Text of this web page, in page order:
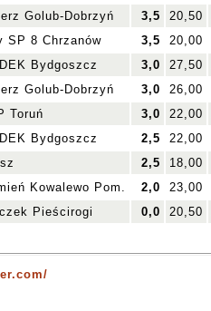
Golub-Dobrzyń 3,5 20,50
SP 8 Chrzanów 3,5 20,00
Bydgoszcz 3,0 27,50
Golub-Dobrzyń 3,0 26,00
Toruń 3,0 22,00
Bydgoszcz 2,5 22,00
2,5 18,00
Kowalewo Pom. 2,0 23,00
Pieścirogi 0,0 20,50